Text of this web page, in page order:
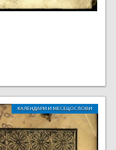
КАЛЕНДАРИ И МЕСЕЦОСЛОВИ